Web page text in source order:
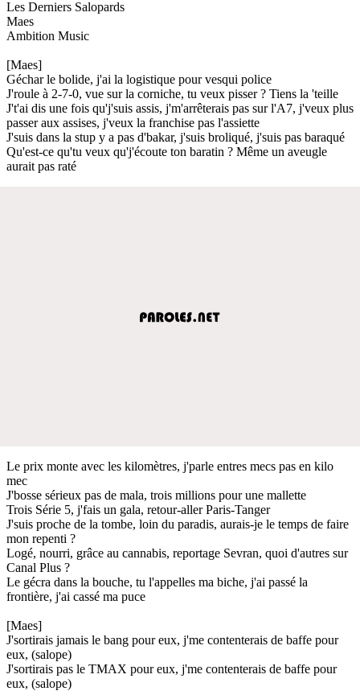
Les Derniers Salopards
Maes
Ambition Music
[Maes]
Géchar le bolide, j'ai la logistique pour vesqui police
J'roule à 2-7-0, vue sur la corniche, tu veux pisser ? Tiens la 'teille
J't'ai dis une fois qu'j'suis assis, j'm'arrêterais pas sur l'A7, j'veux plus
passer aux assises, j'veux la franchise pas l'assiette
J'suis dans la stup y a pas d'bakar, j'suis broliqué, j'suis pas baraqué
Qu'est-ce qu'tu veux qu'j'écoute ton baratin ? Même un aveugle
aurait pas raté
Le prix monte avec les kilomètres, j'parle entres mecs pas en kilo
mec
J'bosse sérieux pas de mala, trois millions pour une mallette
Trois Série 5, j'fais un gala, retour-aller Paris-Tanger
J'suis proche de la tombe, loin du paradis, aurais-je le temps de faire
mon repenti ?
Logé, nourri, grâce au cannabis, reportage Sevran, quoi d'autres sur
Canal Plus ?
Le gécra dans la bouche, tu l'appelles ma biche, j'ai passé la
frontière, j'ai cassé ma puce
[Maes]
J'sortirais jamais le bang pour eux, j'me contenterais de baffe pour
eux, (salope)
J'sortirais pas le TMAX pour eux, j'me contenterais de baffe pour
eux, (salope)